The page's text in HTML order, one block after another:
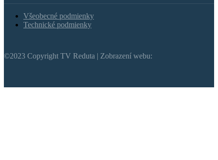
Všeobecné podmienky
Technické podmienky
©2023 Copyright TV Reduta | Zobrazení webu: